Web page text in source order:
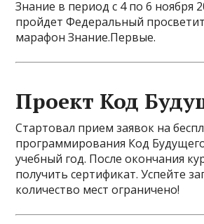
Знание в период с 4 по 6 ноября
пройдет Федеральный
марафон Знание.Первые.
Проект Код
Стартовал прием заявок на
программирования Код
учебный год. После окончания
получить сертификат. Успейте
количество мест ограничено!